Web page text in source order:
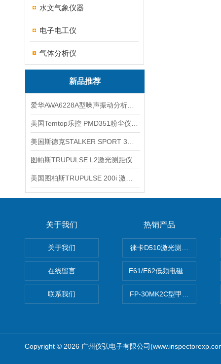
水文气象仪器
电子电工仪
气体分析仪
新品推荐
图帕斯TRUPULSE L2激光测距仪
关于我们
关于我们
在线留言
联系我们
热销产品
徕卡D510激光测距仪
E61/E62低频电磁场强度分析
FP-30MK2C型甲醛检测仪
Copyright © 2026 广州仪弘电子有限公司